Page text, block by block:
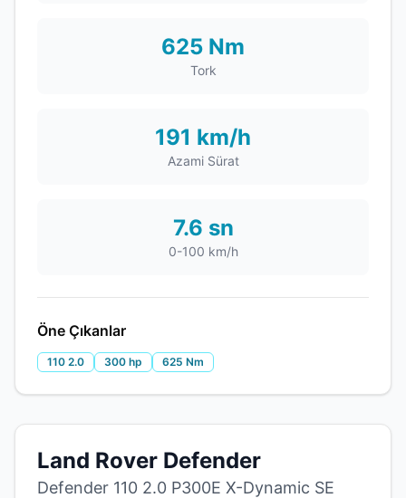
625 Nm
Tork
191 km/h
Azami Sürat
7.6 sn
0-100 km/h
Öne Çıkanlar
110 2.0 300 hp 625 Nm
Land Rover Defender
Defender 110 2.0 P300E X-Dynamic SE